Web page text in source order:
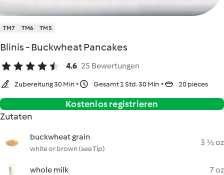
TM7 TM6 TM5
Blinis - Buckwheat Pancakes
4.6 25 Bewertungen
Zubereitung 30 Min Gesamt 1 Std. 30 Min 20 pieces
Kostenlos registrieren
Zutaten
buckwheat grain
white or brown (see Tip)
3 ½ oz
whole milk 7 oz